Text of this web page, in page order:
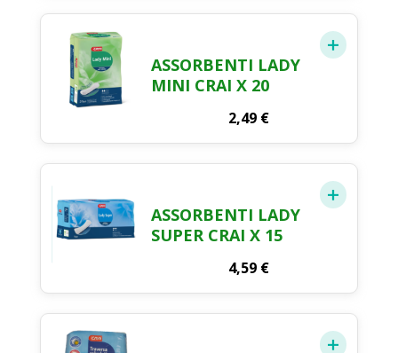
ASSORBENTI LADY
MINI CRAI X 20
2,49 €
ASSORBENTI LADY
SUPER CRAI X 15
4,59 €